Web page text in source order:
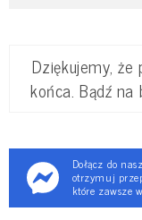
Dziękujemy,
końca. Bądź na
Dołącz do
otrzymuj
które zawsze